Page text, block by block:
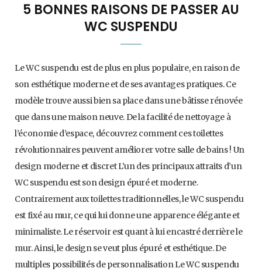
5 BONNES RAISONS DE PASSER AU
WC SUSPENDU
Le WC suspendu est de plus en plus populaire, en raison de
son esthétique moderne et de ses avantages pratiques. Ce
modèle trouve aussi bien sa place dans une bâtisse rénovée
que dans une maison neuve. De la facilité de nettoyage à
l’économie d’espace, découvrez comment ces toilettes
révolutionnaires peuvent améliorer votre salle de bains ! Un
design moderne et discret L’un des principaux attraits d’un
WC suspendu est son design épuré et moderne.
Contrairement aux toilettes traditionnelles, le WC suspendu
est fixé au mur, ce qui lui donne une apparence élégante et
minimaliste. Le réservoir est quant à lui encastré derrière le
mur. Ainsi, le design se veut plus épuré et esthétique. De
multiples possibilités de personnalisation Le WC suspendu